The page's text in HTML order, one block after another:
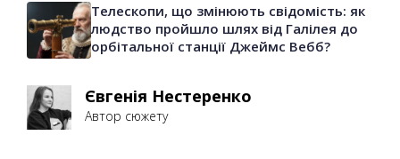
Телескопи, що змінюють свідомість: як
людство пройшло шлях від Галілея до
орбітальної станції Джеймс Вебб?
Євгенія Нестеренко
Автор сюжету